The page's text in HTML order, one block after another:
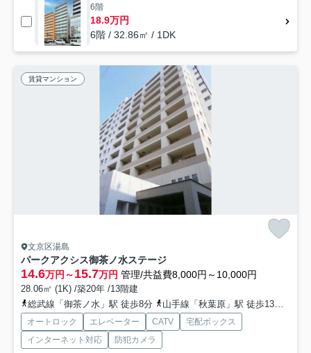
6階
18.9万円
6階 / 32.86㎡ / 1DK
賃貸マンション
文京区湯島
パークアクシス御茶ノ水ステージ
14.6万円～15.7万円 管理/共益費8,000円～10,000円
28.06㎡ (1K) /築20年 /13階建
総武線「御茶ノ水」駅 徒歩8分
山手線「秋葉原」駅 徒歩13分
オートロック エレベーター CATV
宅配ボックス
インターネット対応
防犯カメラ